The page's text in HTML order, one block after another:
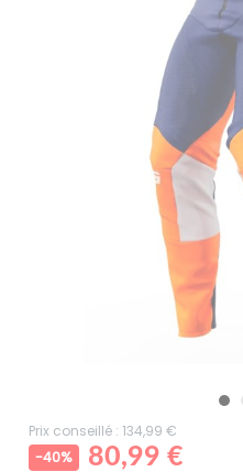
Prix conseillé : 134,99 €
-40%
80,99 €